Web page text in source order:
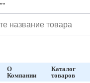
""
О
Компании
Каталог
товаров